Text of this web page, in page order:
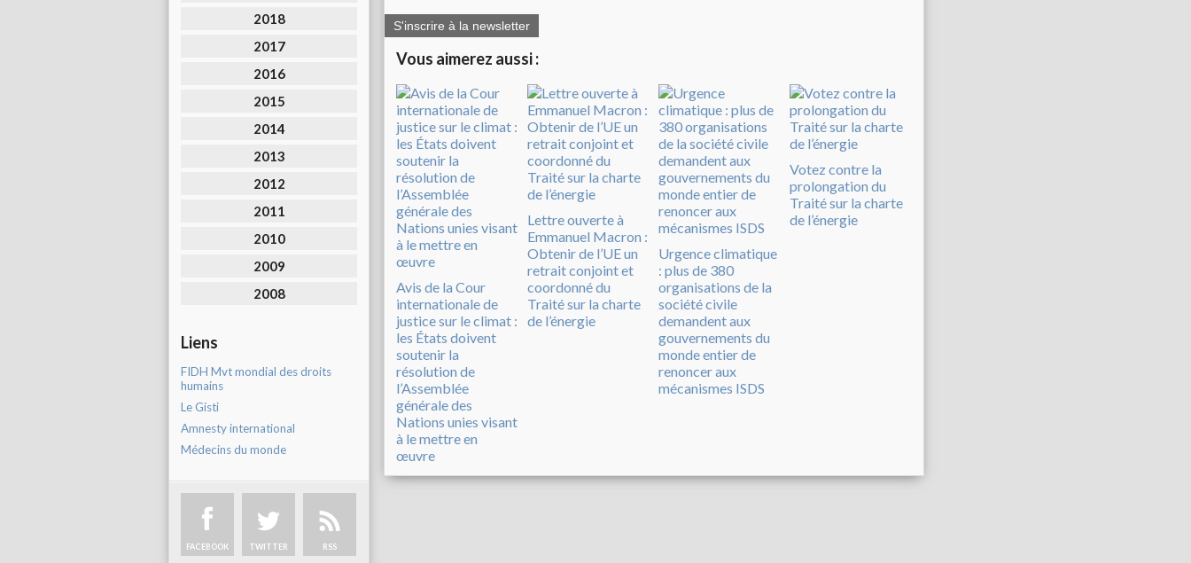
2018
2017
2016
2015
2014
2013
2012
2011
2010
2009
2008
Liens
FIDH Mvt mondial des droits
humains
Le Gisti
Amnesty international
Médecins du monde
FACEBOOK TWITTER RSS
S'inscrire à la newsletter
Vous aimerez aussi :
Avis de la Cour
internationale de
justice sur le climat :
les États doivent
soutenir la
résolution de
l’Assemblée
générale des
Nations unies visant
à le mettre en
œuvre
Lettre ouverte à
Emmanuel Macron :
Obtenir de l’UE un
retrait conjoint et
coordonné du
Traité sur la charte
de l’énergie
Urgence climatique
: plus de 380
organisations de la
société civile
demandent aux
gouvernements du
monde entier de
renoncer aux
mécanismes ISDS
Votez contre la
prolongation du
Traité sur la charte
de l’énergie